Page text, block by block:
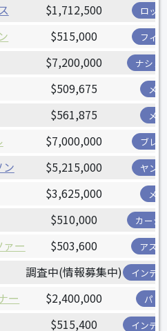
$1,712,500 ロッ
$515,000 フィ
$7,200,000 ナショ
$509,675 メ
$561,875 メ
$7,000,000 ブレ
$5,215,000 ヤン
$3,625,000 メ
$510,000 カージ
ー $503,600 アス
調査中(情報募集中) インデ
ー $2,400,000 パド
$515,400 インデ